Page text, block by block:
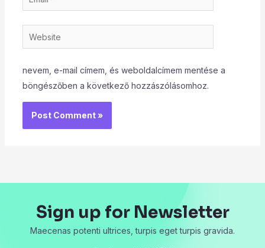
Website
nevem, e-mail címem, és weboldalcímem mentése a
böngészőben a következő hozzászólásomhoz.
Sign up for Newsletter
Maecenas potenti ultrices, turpis eget turpis gravida.